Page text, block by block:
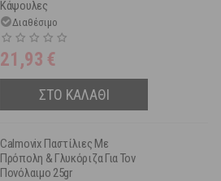
Κάψουλες
Διαθέσιμο
21,93 €
ΣΤΟ ΚΑΛΑΘΙ
Calmovix Παστίλιες Με
Πρόπολη & Γλυκόριζα Για Τον
Πονόλαιμο 25gr